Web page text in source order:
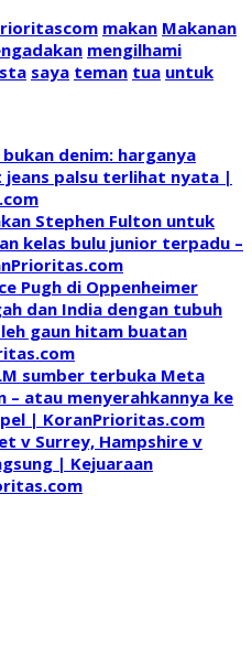
makan Makanan
mengilhami
saya teman tua untuk
denim: harganya
palsu terlihat nyata |
Stephen Fulton untuk
kelas bulu junior terpadu –
Pugh di Oppenheimer
dan India dengan tubuh
gaun hitam buatan
sumber terbuka Meta
– atau menyerahkannya ke
| KoranPrioritas.com
v Surrey, Hampshire v
| Kejuaraan